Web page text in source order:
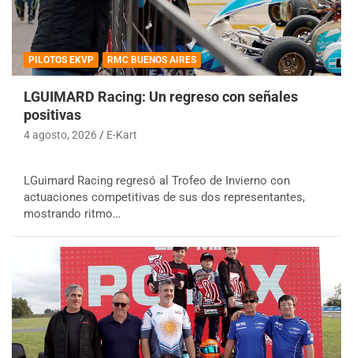
PILOTOS EKVP RMC BUENOS AIRES
LGUIMARD Racing: Un regreso con señales
positivas
4 agosto, 2026 E-Kart
LGuimard Racing regresó al Trofeo de Invierno con
actuaciones competitivas de sus dos representantes,
mostrando ritmo…